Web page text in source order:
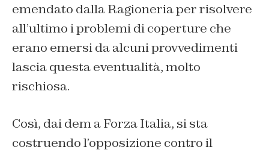
emendato dalla Ragioneria per risolvere
all’ultimo i problemi di coperture che
erano emersi da alcuni provvedimenti
lascia questa eventualità, molto
rischiosa.
Così, dai dem a Forza Italia, si sta
costruendo l’opposizione contro il